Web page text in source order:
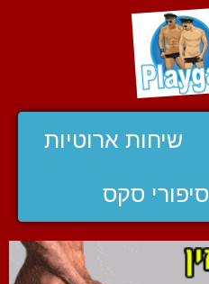
שיחות ארוטיות
סיפורי סקס